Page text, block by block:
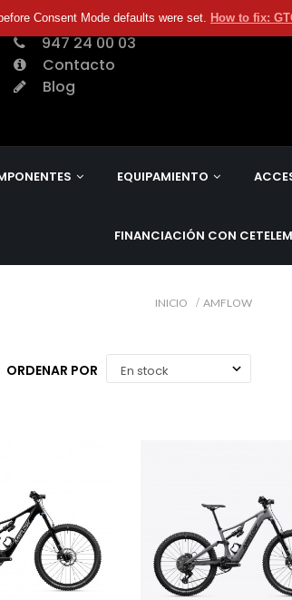
Consent Mode defaults were set. How to fix:
947 24 00 03
Contacto
Blog
EQUIPAMIENTO
FINANCIACIÓN CON CETELEM
INICIO AMFLOW
ORDENAR POR